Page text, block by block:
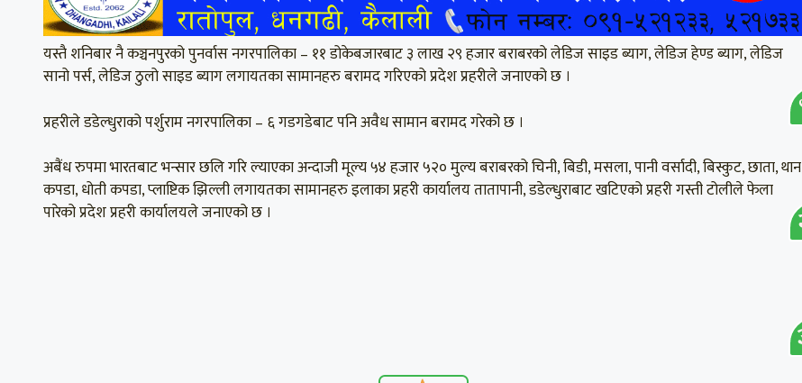
यस्तै शनिबार नै कञ्चनपुरको पुनर्वास नगरपालिका – ११ डोकेबजारबाट ३ लाख २९ हजार बराबरको लेडिज साइड ब्याग, लेडिज हेण्ड ब्याग, लेडिज
सानो पर्स, लेडिज ठुलो साइड ब्याग लगायतका सामानहरु बरामद गरिएको प्रदेश प्रहरीले जनाएको छ ।
प्रहरीले डडेल्धुराको पर्शुराम नगरपालिका – ६ गडगडेबाट पनि अवैध सामान बरामद गरेको छ ।
अबैंध रुपमा भारतबाट भन्सार छलि गरि ल्याएका अन्दाजी मूल्य ५४ हजार ५२० मुल्य बराबरको चिनी, बिडी, मसला, पानी वर्सादी, बिस्कुट, छाता, थान
कपडा, धोती कपडा, प्लाष्टिक झिल्ली लगायतका सामानहरु इलाका प्रहरी कार्यालय तातापानी, डडेल्धुराबाट खटिएको प्रहरी गस्ती टोलीले फेला
पारेको प्रदेश प्रहरी कार्यालयले जनाएको छ ।